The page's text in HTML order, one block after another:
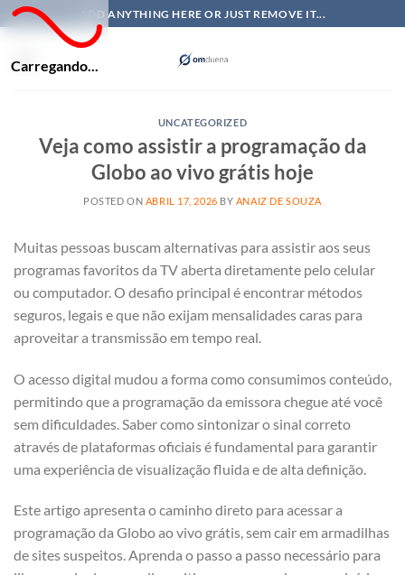
Carregando...
Skip
to
ADD ANYTHING HERE OR JUST REMOVE IT...
UNCATEGORIZED
Veja como assistir a programação da
Globo ao vivo grátis hoje
POSTED ON ABRIL 17, 2026 BY ANAIZ DE SOUZA
Muitas pessoas buscam alternativas para assistir aos seus
programas favoritos da TV aberta diretamente pelo celular
ou computador. O desafio principal é encontrar métodos
seguros, legais e que não exijam mensalidades caras para
aproveitar a transmissão em tempo real.
O acesso digital mudou a forma como consumimos conteúdo,
permitindo que a programação da emissora chegue até você
sem dificuldades. Saber como sintonizar o sinal correto
através de plataformas oficiais é fundamental para garantir
uma experiência de visualização fluida e de alta definição.
Este artigo apresenta o caminho direto para acessar a
programação da Globo ao vivo grátis, sem cair em armadilhas
de sites suspeitos. Aprenda o passo a passo necessário para